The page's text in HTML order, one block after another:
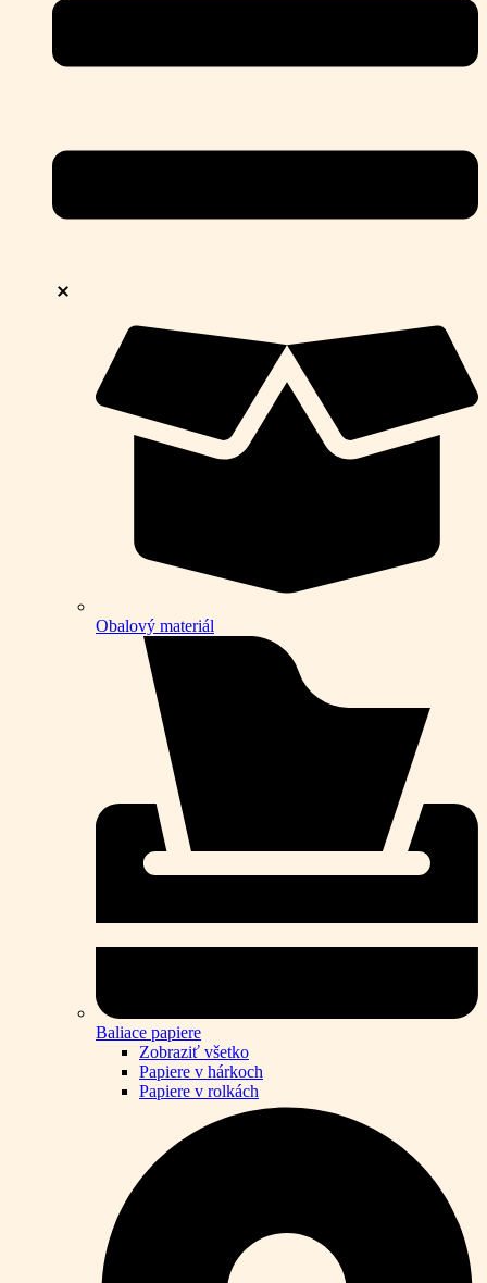
Obalový materiál
Baliace papiere
Zobraziť všetko
Papiere v hárkoch
Papiere v rolkách